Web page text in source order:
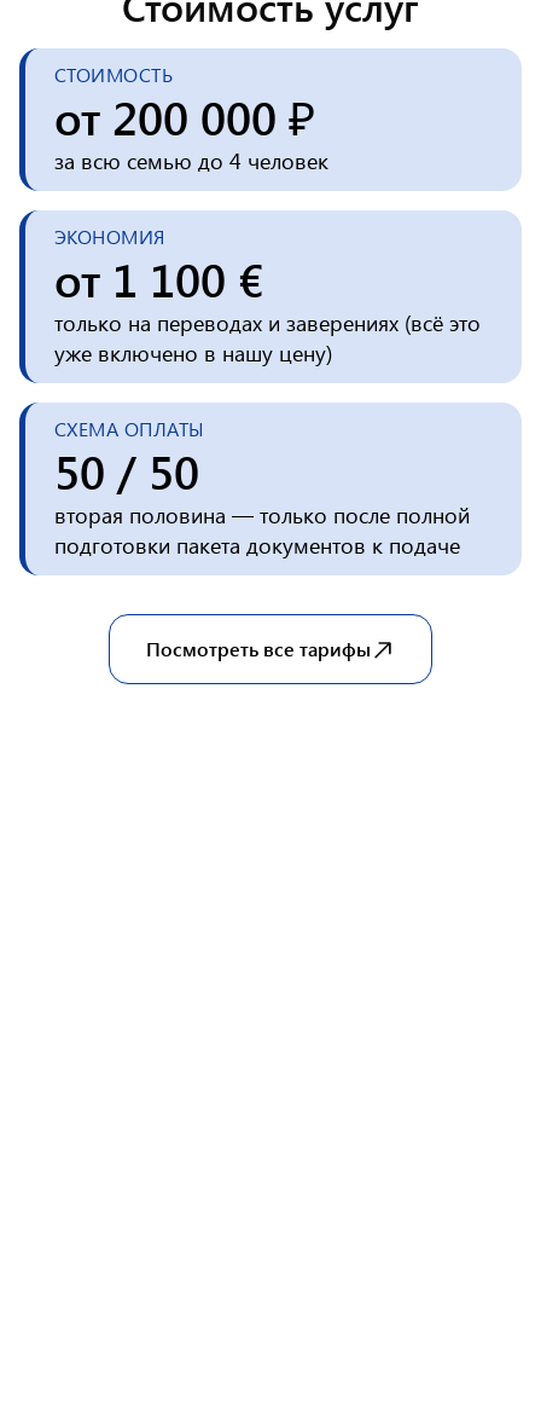
СТОИМОСТЬ
от 200 000 ₽
за всю семью до 4 человек
ЭКОНОМИЯ
от 1 100 €
только на переводах и заверениях (всё это
уже включено в нашу цену)
СХЕМА ОПЛАТЫ
50 / 50
вторая половина — только после полной
подготовки пакета документов к подаче
Посмотреть все тарифы